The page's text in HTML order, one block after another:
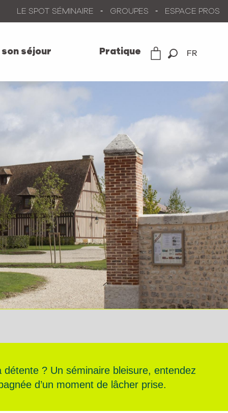
FR
LE SPOT SÉMINAIRE GROUPES ESPACE PROS
séjour Pratique
? Un séminaire bleisure, entendez
d’un moment de lâcher prise.